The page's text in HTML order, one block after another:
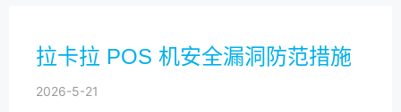
拉卡拉 POS 机安全漏洞防范措施
2026-5-21